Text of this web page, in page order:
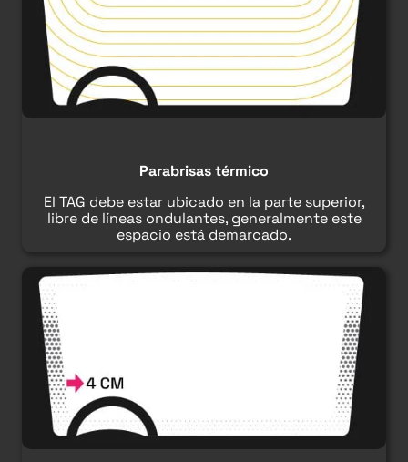
Parabrisas térmico
El TAG debe estar ubicado en la parte superior,
libre de líneas ondulantes, generalmente este
espacio está demarcado.